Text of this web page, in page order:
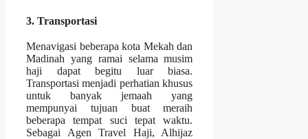
3. Transportasi
Menavigasi beberapa kota Mekah dan
Madinah yang ramai selama musim
haji dapat begitu luar biasa.
Transportasi menjadi perhatian khusus
untuk banyak jemaah yang
mempunyai tujuan buat meraih
beberapa tempat suci tepat waktu.
Sebagai Agen Travel Haji, Alhijaz